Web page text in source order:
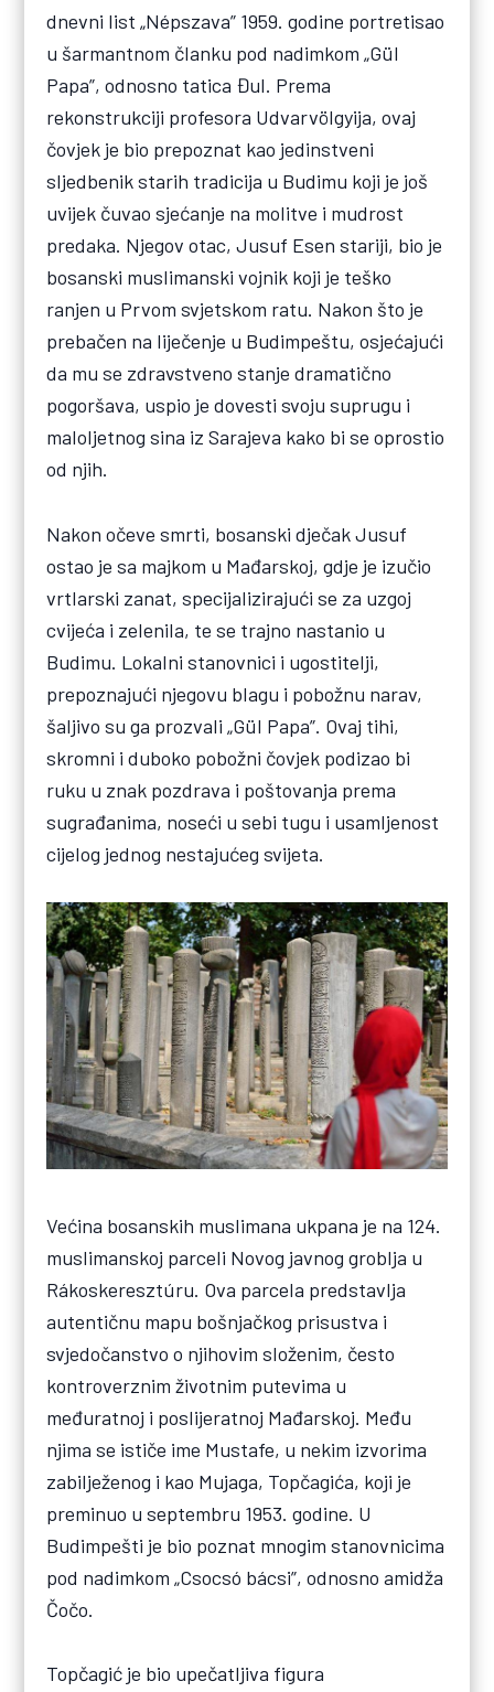
dnevni list „Népszava” 1959. godine portretisao
u šarmantnom članku pod nadimkom „Gül
Papa”, odnosno tatica Đul. Prema
rekonstrukciji profesora Udvarvölgyija, ovaj
čovjek je bio prepoznat kao jedinstveni
sljedbenik starih tradicija u Budimu koji je još
uvijek čuvao sjećanje na molitve i mudrost
predaka. Njegov otac, Jusuf Esen stariji, bio je
bosanski muslimanski vojnik koji je teško
ranjen u Prvom svjetskom ratu. Nakon što je
prebačen na liječenje u Budimpeštu, osjećajući
da mu se zdravstveno stanje dramatično
pogoršava, uspio je dovesti svoju suprugu i
maloljetnog sina iz Sarajeva kako bi se oprostio
od njih.
Nakon očeve smrti, bosanski dječak Jusuf
ostao je sa majkom u Mađarskoj, gdje je izučio
vrtlarski zanat, specijalizirajući se za uzgoj
cvijeća i zelenila, te se trajno nastanio u
Budimu. Lokalni stanovnici i ugostitelji,
prepoznajući njegovu blagu i pobožnu narav,
šaljivo su ga prozvali „Gül Papa”. Ovaj tihi,
skromni i duboko pobožni čovjek podizao bi
ruku u znak pozdrava i poštovanja prema
sugrađanima, noseći u sebi tugu i usamljenost
cijelog jednog nestajućeg svijeta.
Većina bosanskih muslimana ukpana je na 124.
muslimanskoj parceli Novog javnog groblja u
Rákoskeresztúru. Ova parcela predstavlja
autentičnu mapu bošnjačkog prisustva i
svjedočanstvo o njihovim složenim, često
kontroverznim životnim putevima u
međuratnoj i poslijeratnoj Mađarskoj. Među
njima se ističe ime Mustafe, u nekim izvorima
zabilježenog i kao Mujaga, Topčagića, koji je
preminuo u septembru 1953. godine. U
Budimpešti je bio poznat mnogim stanovnicima
pod nadimkom „Csocsó bácsi”, odnosno amidža
Čočo.
Topčagić je bio upečatljiva figura